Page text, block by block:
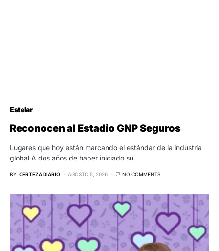
Estelar
Reconocen al Estadio GNP Seguros
Lugares que hoy están marcando el estándar de la industria
global A dos años de haber iniciado su…
BY CERTEZA DIARIO AGOSTO 5, 2026 NO COMMENTS